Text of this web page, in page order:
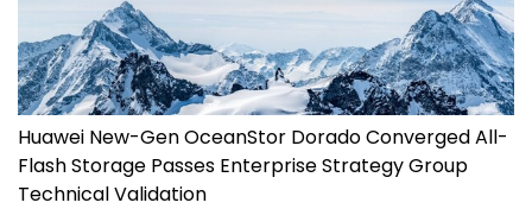
Huawei New-Gen OceanStor Dorado Converged All-
Flash Storage Passes Enterprise Strategy Group
Technical Validation